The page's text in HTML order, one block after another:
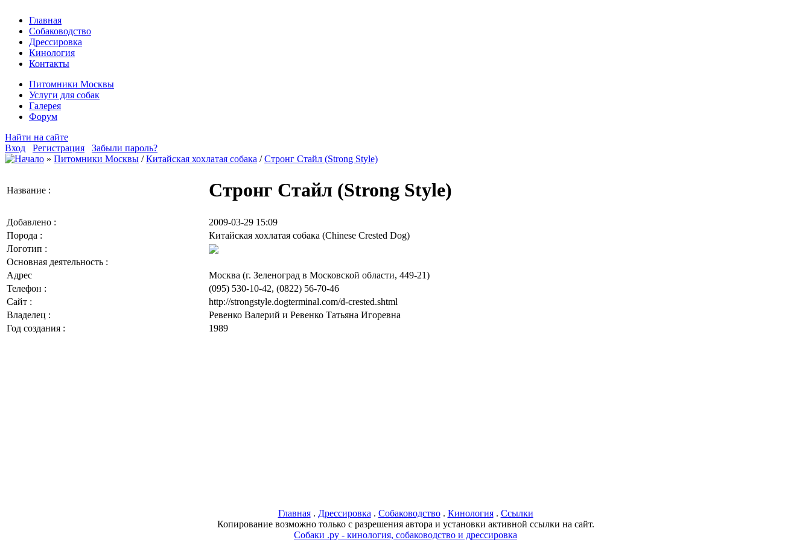
Главная
Собаководство
Дрессировка
Кинология
Контакты
Питомники Москвы
Услуги для собак
Галерея
Форум
Найти на сайте
Вход
Регистрация
Забыли пароль?
» Питомники Москвы /Китайская хохлатая собака /Стронг Стайл (Strong Style)
Название : Стронг Стайл (Strong Style)
Добавлено :
2009-03-29 15:09
Порода :
Китайская хохлатая собака (Chinese Crested Dog)
Логотип :
Основная деятельность :
Адрес
Москва (г. Зеленоград в Московской области, 449-21)
Телефон :
(095) 530-10-42, (0822) 56-70-46
Сайт :
http://strongstyle.dogterminal.com/d-crested.shtml
Владелец :
Ревенко Валерий и Ревенко Татьяна Игоревна
Год создания :
1989
Главная. Дрессировка . Собаководство. Кинология. Ссылки
Копирование возможно только с разрешения автора и установки активной ссылки на сайт.
Собаки .ру - кинология, собаководство и дрессировка